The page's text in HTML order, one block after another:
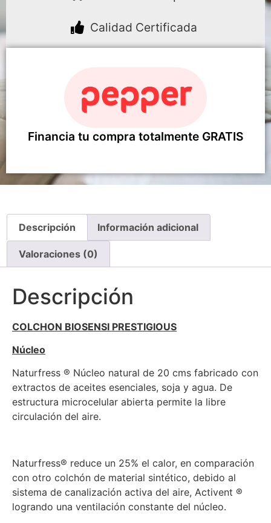
Calidad Certificada
Financia tu compra totalmente GRATIS
Descripción Información adicional
Valoraciones (0)
Descripción
COLCHON BIOSENSI PRESTIGIOUS
Núcleo
Naturfress ® Núcleo natural de 20 cms fabricado con
extractos de aceites esenciales, soja y agua. De
estructura microcelular abierta permite la libre
circulación del aire.
Naturfress® reduce un 25% el calor, en comparación
con otro colchón de material sintético, debido al
sistema de canalización activa del aire, Activent ®
logrando una ventilación constante del núcleo.